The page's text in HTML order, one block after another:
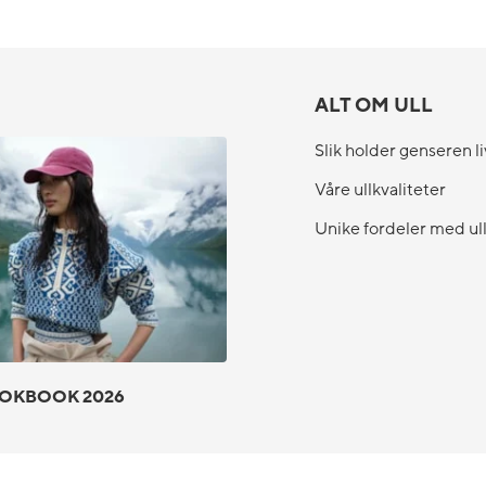
2026
ALT OM ULL
Slik holder genseren
Våre ullkvaliteter
Unike fordeler med ull